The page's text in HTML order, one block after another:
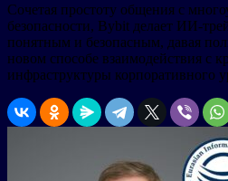
Сочетая простоту общения с
безопасности, Bybit делает ИИ-
понятным и безопасным, давая
новом способе взаимодействия с
инфраструктуры корпоративного